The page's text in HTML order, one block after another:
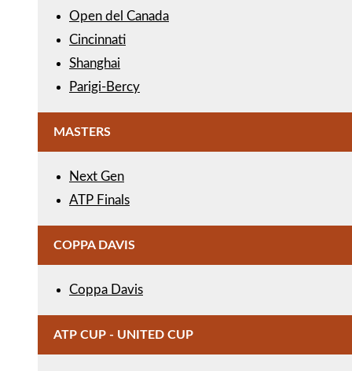
Open del Canada
Cincinnati
Shanghai
Parigi-Bercy
MASTERS
Next Gen
ATP Finals
COPPA DAVIS
Coppa Davis
ATP CUP - UNITED CUP